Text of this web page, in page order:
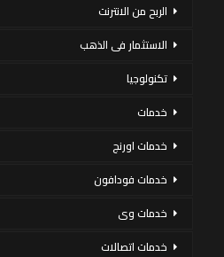
الربح من الانترنت
الاستثمار فى الذهب
تكنولوجيا
خدمات
خدمات اورنج
خدمات فودافون
خدمات وى
خدمات اتصالات